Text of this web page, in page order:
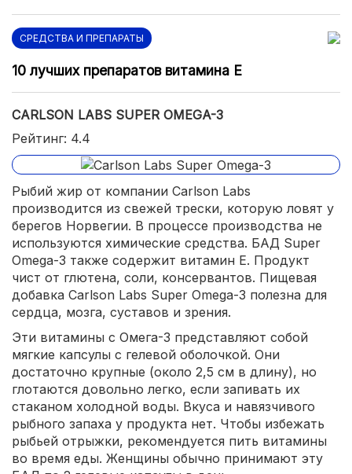
СРЕДСТВА И ПРЕПАРАТЫ
10 лучших препаратов витамина Е
CARLSON LABS SUPER OMEGA-3
Рейтинг: 4.4
Рыбий жир от компании Carlson Labs
производится из свежей трески, которую ловят у
берегов Норвегии. В процессе производства не
используются химические средства. БАД Super
Omega-3 также содержит витамин Е. Продукт
чист от глютена, соли, консервантов. Пищевая
добавка Carlson Labs Super Omega-3 полезна для
сердца, мозга, суставов и зрения.
Эти витамины с Омега-3 представляют собой
мягкие капсулы с гелевой оболочкой. Они
достаточно крупные (около 2,5 см в длину), но
глотаются довольно легко, если запивать их
стаканом холодной воды. Вкуса и навязчивого
рыбного запаха у продукта нет. Чтобы избежать
рыбьей отрыжки, рекомендуется пить витамины
во время еды. Женщины обычно принимают эту